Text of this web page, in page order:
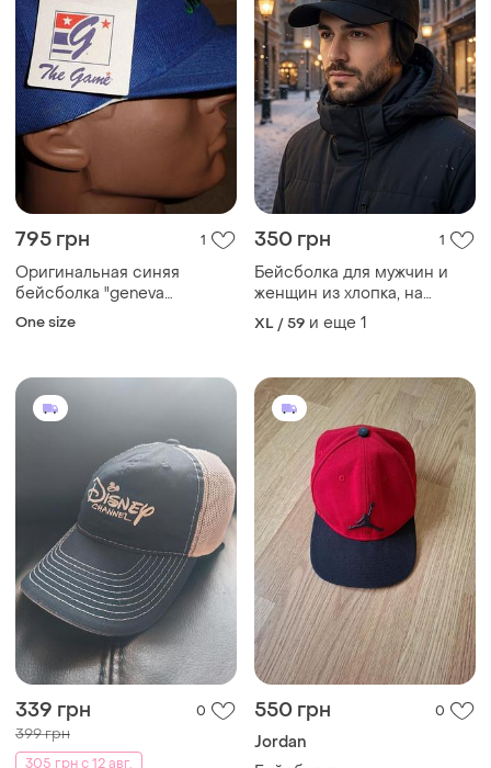
795 грн 1
Оригинальная синяя
бейсболка "geneva
seahawks" the game one
One size
350 грн 1
Бейсболка для мужчин и
женщин из хлопка, на
флисе, с ушами, на осень и
зиму.
XL / 59 и еще 1
339 грн 0
399 грн
305 грн с 12 авг.
550 грн 0
Jordan